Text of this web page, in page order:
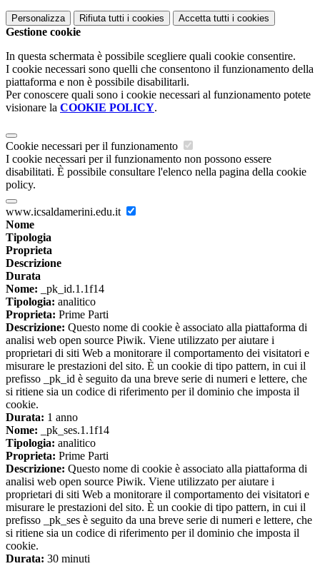
Personalizza Rifiuta tutti i cookies Accetta tutti i cookies
Gestione cookie
In questa schermata è possibile scegliere quali cookie consentire.
I cookie necessari sono quelli che consentono il funzionamento della
piattaforma e non è possibile disabilitarli.
Per conoscere quali sono i cookie necessari al funzionamento potete
visionare la COOKIE POLICY.
Cookie necessari per il funzionamento
I cookie necessari per il funzionamento non possono essere
disabilitati. È possibile consultare l'elenco nella pagina della cookie
policy.
www.icsaldamerini.edu.it
Nome
Tipologia
Proprieta
Descrizione
Durata
Nome: _pk_id.1.1f14
Tipologia: analitico
Proprieta: Prime Parti
Descrizione: Questo nome di cookie è associato alla piattaforma di
analisi web open source Piwik. Viene utilizzato per aiutare i
proprietari di siti Web a monitorare il comportamento dei visitatori e
misurare le prestazioni del sito. È un cookie di tipo pattern, in cui il
prefisso _pk_id è seguito da una breve serie di numeri e lettere, che
si ritiene sia un codice di riferimento per il dominio che imposta il
cookie.
Durata: 1 anno
Nome: _pk_ses.1.1f14
Tipologia: analitico
Proprieta: Prime Parti
Descrizione: Questo nome di cookie è associato alla piattaforma di
analisi web open source Piwik. Viene utilizzato per aiutare i
proprietari di siti Web a monitorare il comportamento dei visitatori e
misurare le prestazioni del sito. È un cookie di tipo pattern, in cui il
prefisso _pk_ses è seguito da una breve serie di numeri e lettere, che
si ritiene sia un codice di riferimento per il dominio che imposta il
cookie.
Durata: 30 minuti